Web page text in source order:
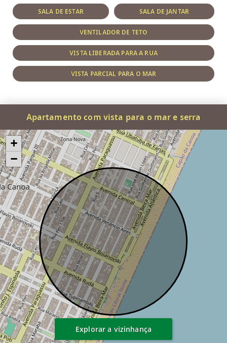
SALA DE ESTAR SALA DE JANTAR
VENTILADOR DE TETO
VISTA LIBERADA PARA A RUA
VISTA PARCIAL PARA O MAR
Apartamento com vista para o mar e serra
+
−
Explorar a vizinhança